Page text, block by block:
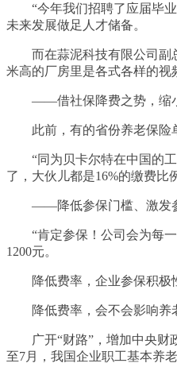
“今年我们招聘了应届毕业
未来发展做足人才储备。
而在蒜泥科技有限公司副总
米高的厂房里是各式各样的视
——借社保降费之势，缩小
此前，有的省份养老保险单
“同为贝卡尔特在中国的工
了，大伙儿都是16%的缴费比
——降低参保门槛、激发参
“肯定参保！公司会为每一
1200元。
降低费率，企业参保积极性
降低费率，会不会影响养
广开“财路”，增加中央财政
至7月，我国企业职工基本养